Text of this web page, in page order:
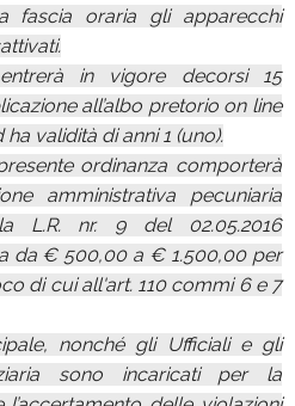
fascia oraria gli apparecchi
in vigore decorsi 15
all’albo pretorio on line
validità di anni 1 (uno).
ordinanza comporterà
amministrativa pecuniaria
L.R. nr. 9 del 02.05.2016
da € 500,00 a € 1.500,00 per
di cui all'art. 110 commi 6 e 7
nonché gli Ufficiali e gli
sono incaricati per la